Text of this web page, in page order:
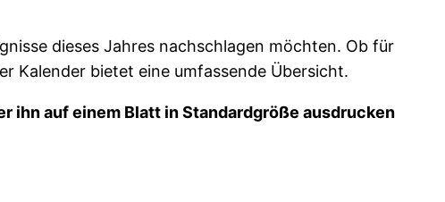
dieses Jahres nachschlagen möchten. Ob für
Kalender bietet eine umfassende Übersicht.
ihn auf einem Blatt in Standardgröße ausdrucken